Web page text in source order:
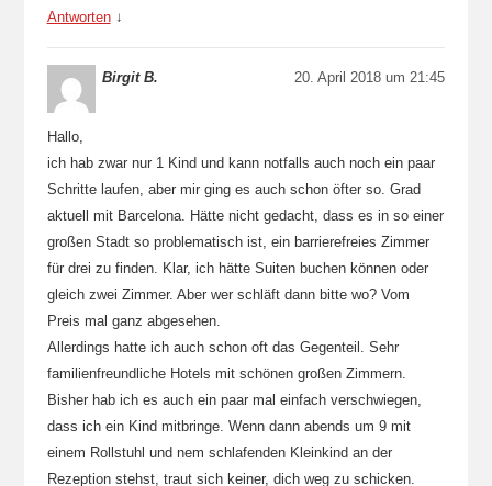
Antworten ↓
Birgit B. 20. April 2018 um 21:45
Hallo,
ich hab zwar nur 1 Kind und kann notfalls auch noch ein paar
Schritte laufen, aber mir ging es auch schon öfter so. Grad
aktuell mit Barcelona. Hätte nicht gedacht, dass es in so einer
großen Stadt so problematisch ist, ein barrierefreies Zimmer
für drei zu finden. Klar, ich hätte Suiten buchen können oder
gleich zwei Zimmer. Aber wer schläft dann bitte wo? Vom
Preis mal ganz abgesehen.
Allerdings hatte ich auch schon oft das Gegenteil. Sehr
familienfreundliche Hotels mit schönen großen Zimmern.
Bisher hab ich es auch ein paar mal einfach verschwiegen,
dass ich ein Kind mitbringe. Wenn dann abends um 9 mit
einem Rollstuhl und nem schlafenden Kleinkind an der
Rezeption stehst, traut sich keiner, dich weg zu schicken.